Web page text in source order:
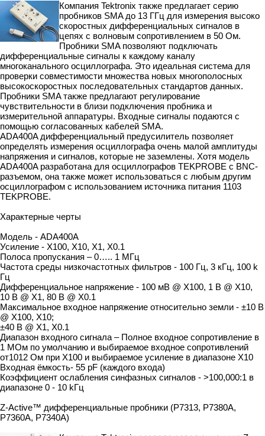
Компания Tektronix также предлагает серию
пробников SMA до 13 ГГц для измерения высоко
скоростных дифференциальных сигналов в
цепях с волновым сопротивлением в 50 Ом.
Пробники SMA позволяют подключать
дифференциальные сигналы к каждому каналу
многоканального осциллографа. Это идеальная система для
проверки совместимости множества новых многополосных
высокоскоростных последовательных стандартов данных.
Пробники SMA также предлагают регулирование
чувствительности в близи подключения пробника и
измерительной аппаратуры. Входные сигналы подаются с
помощью согласованных кабелей SMA.
ADA400A дифференциальный предусилитель позволяет
определять измерения осциллографа очень малой амплитуды
напряжения и сигналов, которые не заземлены. Хотя модель
ADA400A разработана для осциллографов TEKPROBE с BNC-
разъемом, она также может использоваться с любым другим
осциллографом с использованием источника питания 1103
TEKPROBE.
Характерные черты
Модель - ADA400A
Усиление - X100, X10, X1, X0.1
Полоса пропускания – 0….. 1 МГц
Частота среды низкочастотных фильтров - 100 Гц, 3 кГц, 100 k
Гц
Дифференциальное напряжение - 100 мВ @ X100, 1 В @ X10,
10 В @ X1, 80 В @ X0.1
Максимальное входное напряжение относительно земли - ±10 В
@ X100, X10;
±40 В @ X1, X0.1
Диапазон входного сигнала – Полное входное сопротивление в
1 MОм по умолчанию и выбираемое входное сопротивлений
от1012 Ом при X100 и выбираемое усиление в диапазоне X10
Входная ёмкость- 55 pF (каждого входа)
Коэффициент ослабления синфазных сигналов - >100,000:1 в
диапазоне 0 - 10 kГц
Z-Active™ дифференциальные пробники (P7313, P7380A,
P7360A, P7340A)